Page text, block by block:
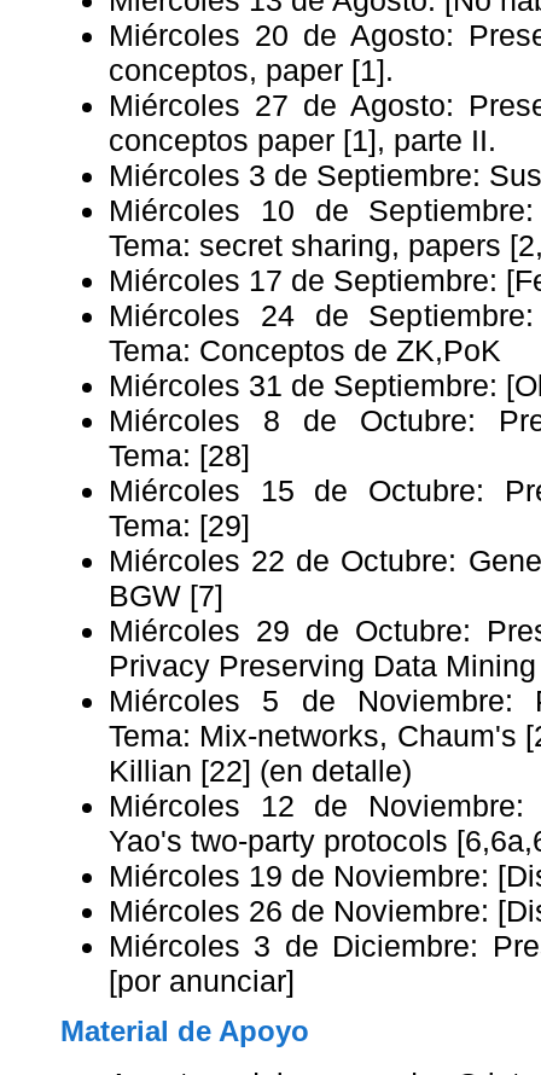
Miércoles 20 de Agosto:
conceptos, paper [1].
Miércoles 27 de Agosto:
conceptos paper [1], parte II.
Miércoles 3 de Septiembre:
Miércoles 10 de
Tema: secret sharing, papers
Miércoles 17 de Septiembre:
Miércoles 24 de
Tema: Conceptos de ZK,PoK
Miércoles 31 de Septiembre:
Miércoles 8 de Octubre:
Tema: [28]
Miércoles 15 de Octubre:
Tema: [29]
Miércoles 22 de Octubre:
BGW [7]
Miércoles 29 de Octubre:
Privacy Preserving Data
Miércoles 5 de Noviembre:
Tema: Mix-networks, Chaum's
Killian [22] (en detalle)
Miércoles 12 de Noviembre:
Yao's two-party protocols
Miércoles 19 de Noviembre:
Miércoles 26 de Noviembre:
Miércoles 3 de Diciembre:
[por anunciar]
Material de Apoyo